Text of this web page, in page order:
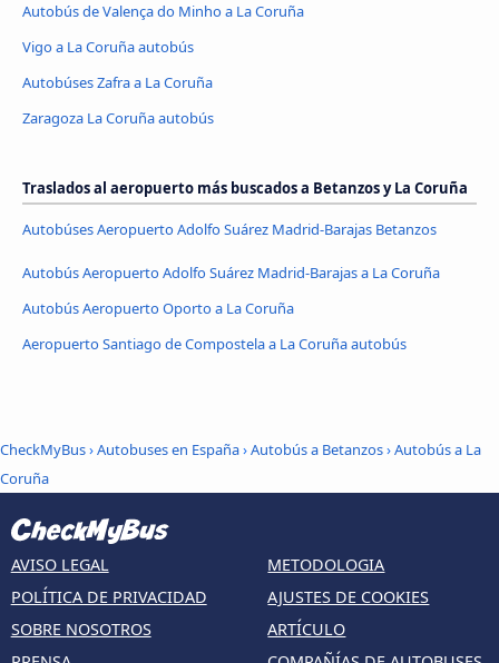
Autobús de Valença do Minho a La Coruña
Vigo a La Coruña autobús
Autobúses Zafra a La Coruña
Zaragoza La Coruña autobús
Traslados al aeropuerto más buscados a Betanzos y La Coruña
Autobúses Aeropuerto Adolfo Suárez Madrid-Barajas Betanzos
Autobús Aeropuerto Adolfo Suárez Madrid-Barajas a La Coruña
Autobús Aeropuerto Oporto a La Coruña
Aeropuerto Santiago de Compostela a La Coruña autobús
CheckMyBus›Autobuses en España›Autobús a Betanzos›Autobús a La
Coruña
AVISO LEGAL
POLÍTICA DE PRIVACIDAD
SOBRE NOSOTROS
METODOLOGIA
AJUSTES DE COOKIES
ARTÍCULO